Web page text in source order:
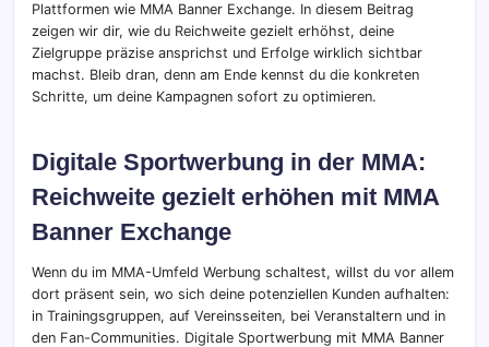
Plattformen wie MMA Banner Exchange. In diesem Beitrag
zeigen wir dir, wie du Reichweite gezielt erhöhst, deine
Zielgruppe präzise ansprichst und Erfolge wirklich sichtbar
machst. Bleib dran, denn am Ende kennst du die konkreten
Schritte, um deine Kampagnen sofort zu optimieren.
Digitale Sportwerbung in der MMA:
Reichweite gezielt erhöhen mit MMA
Banner Exchange
Wenn du im MMA-Umfeld Werbung schaltest, willst du vor allem
dort präsent sein, wo sich deine potenziellen Kunden aufhalten:
in Trainingsgruppen, auf Vereinsseiten, bei Veranstaltern und in
den Fan-Communities. Digitale Sportwerbung mit MMA Banner